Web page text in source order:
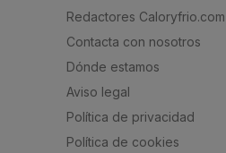
Redactores Caloryfrio.com
Contacta con nosotros
Dónde estamos
Aviso legal
Política de privacidad
Política de cookies